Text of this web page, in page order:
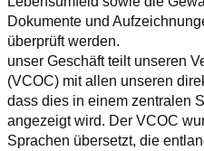
Dokumente und
überprüft werden.
unser Geschäft teilt unseren
(VCOC) mit allen unseren
dass dies in einem zentralen
angezeigt wird. Der VCOC
Sprachen übersetzt, die